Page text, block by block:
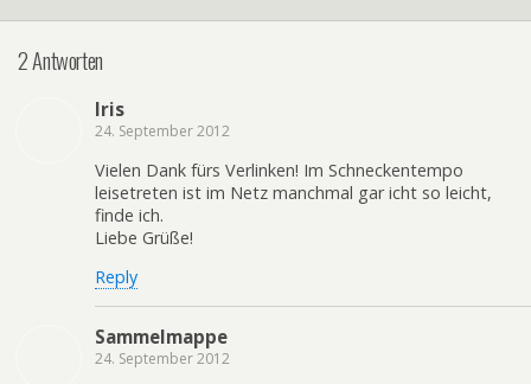
2 Antworten
Iris
24. September 2012
Vielen Dank fürs Verlinken! Im Schneckentempo
leisetreten ist im Netz manchmal gar icht so leicht,
finde ich.
Liebe Grüße!
Reply
Sammelmappe
24. September 2012